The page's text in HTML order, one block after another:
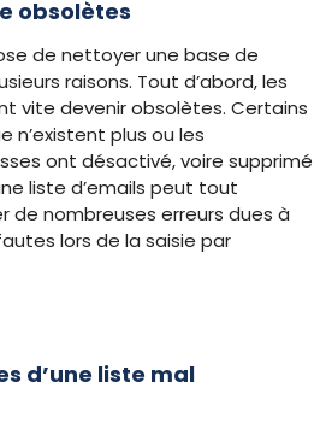
obsolètes
de nettoyer une base de
raisons. Tout d’abord, les
vite devenir obsolètes. Certains
n’existent plus ou les
ont désactivé, voire supprimé
liste d’emails peut tout
nombreuses erreurs dues à
lors de la saisie par
d’une liste mal